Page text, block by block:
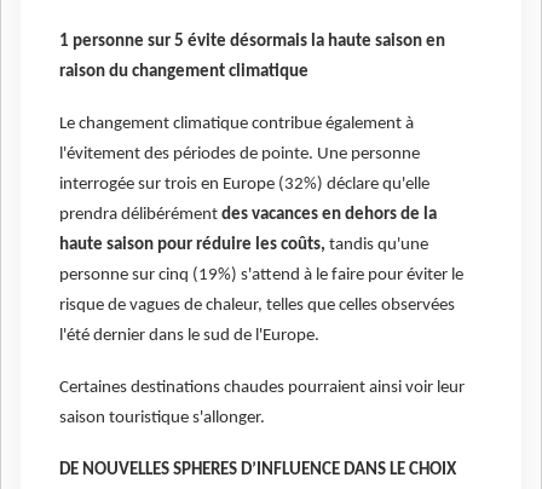
1 personne sur 5 évite désormais la haute saison en
raison du changement climatique
Le changement climatique contribue également à
l'évitement des périodes de pointe. Une personne
interrogée sur trois en Europe (32%) déclare qu'elle
prendra délibérément des vacances en dehors de la
haute saison pour réduire les coûts, tandis qu'une
personne sur cinq (19%) s'attend à le faire pour éviter le
risque de vagues de chaleur, telles que celles observées
l'été dernier dans le sud de l'Europe.
Certaines destinations chaudes pourraient ainsi voir leur
saison touristique s'allonger.
DE NOUVELLES SPHERES D’INFLUENCE DANS LE CHOIX